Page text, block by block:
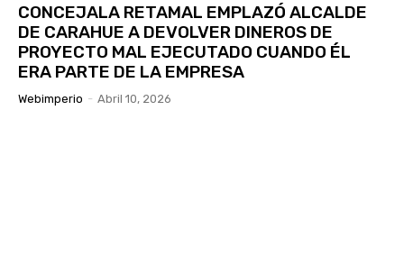
CONCEJALA RETAMAL EMPLAZÓ ALCALDE
DE CARAHUE A DEVOLVER DINEROS DE
PROYECTO MAL EJECUTADO CUANDO ÉL
ERA PARTE DE LA EMPRESA
Webimperio - Abril 10, 2026